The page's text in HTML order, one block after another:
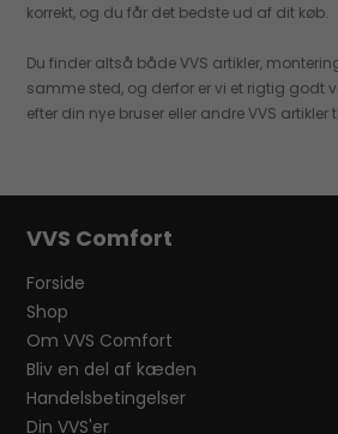
korrekt, og du får det bedste ud af dit køb.
Du finder altså både VVS artikler,
samme sted, og derfor er vi et rigtig godt
efter din nye bruser eller andre VVS artikler
VVS Comfort
Forside
Shop
Om VVS Comfort
Bliv en del af kæden
Handelsbetingelser
Din VVS'er